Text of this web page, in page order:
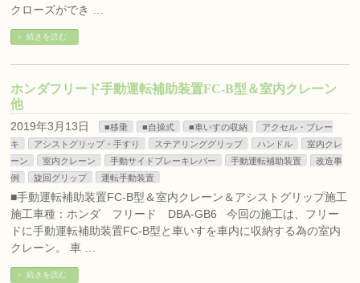
クローズができ …
続きを読む
ホンダフリード手動運転補助装置FC-B型＆室内クレーン
他
2019年3月13日 ■移乗 ■自操式 ■車いすの収納
アクセル・ブレー
キ
アシストグリップ・手すり ステアリンググリップ ハンドル
室内クレ
ーン
室内クレーン 手動サイドブレーキレバー 手動運転補助装置
改造事
例
旋回グリップ 運転手動装置
■手動運転補助装置FC-B型＆室内クレーン＆アシストグリップ施工
施工車種：ホンダ フリード DBA-GB6 今回の施工は、フリー
ドに手動運転補助装置FC-B型と車いすを車内に収納する為の室内
クレーン。 車 …
続きを読む